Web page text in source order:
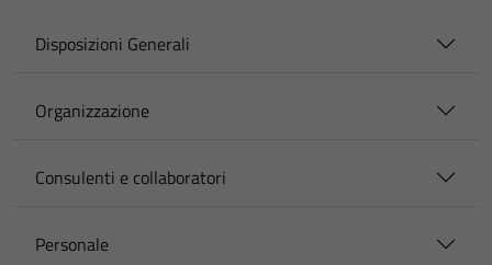
Disposizioni Generali
Organizzazione
Consulenti e collaboratori
Personale